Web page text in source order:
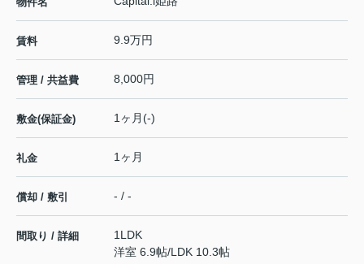
賃料 9.9万円
管理 / 共益費 8,000円
敷金(保証金) 1ヶ月(-)
礼金 1ヶ月
償却 / 敷引 - / -
間取り / 詳細
1LDK
洋室 6.9帖/LDK 10.3帖